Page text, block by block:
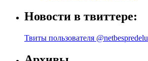
Новости в твиттере:
Твиты пользователя @netbespredelu